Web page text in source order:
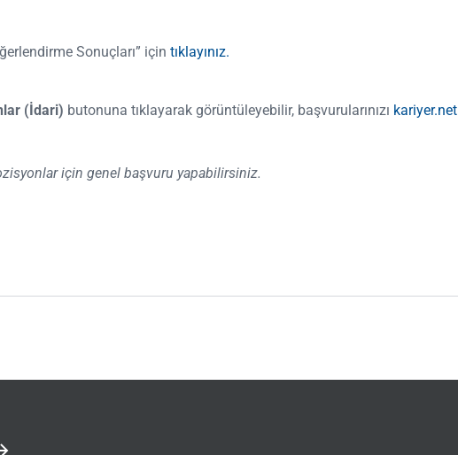
Sonuçları” için tıklayınız.
(İdari) butonuna tıklayarak görüntüleyebilir, başvurularınızı kariyer.net
için genel başvuru yapabilirsiniz.